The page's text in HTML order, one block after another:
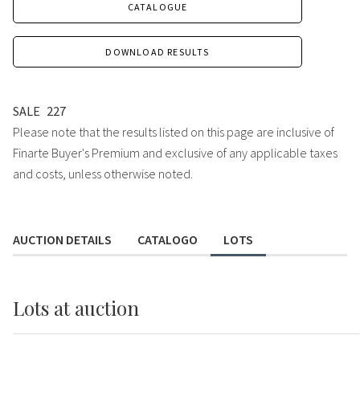
CATALOGUE
DOWNLOAD RESULTS
SALE 227
Please note that the results listed on this page are inclusive of
Finarte Buyer's Premium and exclusive of any applicable taxes
and costs, unless otherwise noted.
AUCTION DETAILS CATALOGO LOTS
Lots at auction